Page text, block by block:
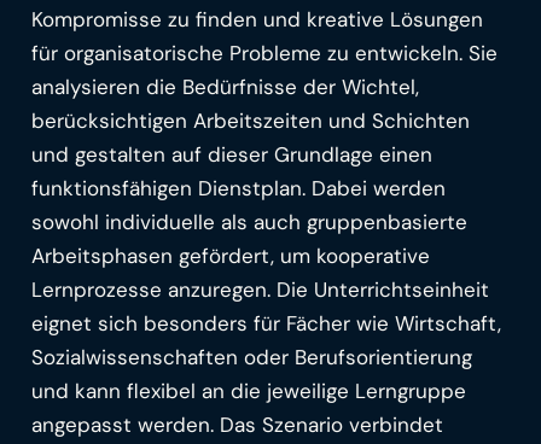
Kompromisse zu finden und kreative Lösungen
für organisatorische Probleme zu entwickeln. Sie
analysieren die Bedürfnisse der Wichtel,
berücksichtigen Arbeitszeiten und Schichten
und gestalten auf dieser Grundlage einen
funktionsfähigen Dienstplan. Dabei werden
sowohl individuelle als auch gruppenbasierte
Arbeitsphasen gefördert, um kooperative
Lernprozesse anzuregen. Die Unterrichtseinheit
eignet sich besonders für Fächer wie Wirtschaft,
Sozialwissenschaften oder Berufsorientierung
und kann flexibel an die jeweilige Lerngruppe
angepasst werden. Das Szenario verbindet